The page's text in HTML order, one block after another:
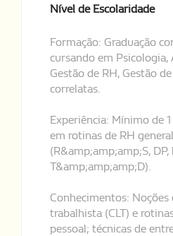
Nível de Escolaridade
Formação: Graduação
cursando em Psicologia,
Gestão de RH, Gestão
correlatas.
Experiência: Mínimo de
em rotinas de RH
(R&amp;amp;amp;S,
T&amp;amp;amp;D).
Conhecimentos: Noções
trabalhista (CLT) e
pessoal; técnicas de